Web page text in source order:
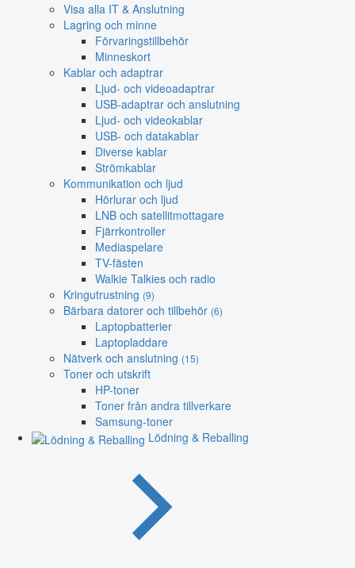
Visa alla IT & Anslutning
Lagring och minne
Förvaringstillbehör
Minneskort
Kablar och adaptrar
Ljud- och videoadaptrar
USB-adaptrar och anslutning
Ljud- och videokablar
USB- och datakablar
Diverse kablar
Strömkablar
Kommunikation och ljud
Hörlurar och ljud
LNB och satellitmottagare
Fjärrkontroller
Mediaspelare
TV-fästen
Walkie Talkies och radio
Kringutrustning (9)
Bärbara datorer och tillbehör (6)
Laptopbatterier
Laptopladdare
Nätverk och anslutning (15)
Toner och utskrift
HP-toner
Toner från andra tillverkare
Samsung-toner
Lödning & Reballing